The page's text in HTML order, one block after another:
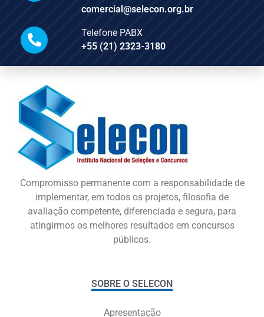
comercial@selecon.org.br
Telefone PABX
+55 (21) 2323-3180
Compromisso permanente com a responsabilidade de
implementar, em todos os projetos, filosofia de
avaliação competente, diferenciada e segura, para
atingirmos os melhores resultados em concursos
públicos.
SOBRE O SELECON
Apresentação